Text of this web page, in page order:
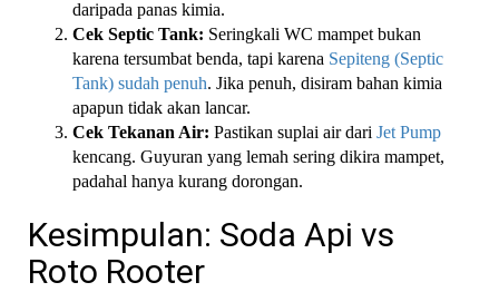
daripada panas kimia.
Cek Septic Tank: Seringkali WC mampet bukan
karena tersumbat benda, tapi karena Sepiteng (Septic
Tank) sudah penuh. Jika penuh, disiram bahan kimia
apapun tidak akan lancar.
Cek Tekanan Air: Pastikan suplai air dari Jet Pump
kencang. Guyuran yang lemah sering dikira mampet,
padahal hanya kurang dorongan.
Kesimpulan: Soda Api vs
Roto Rooter